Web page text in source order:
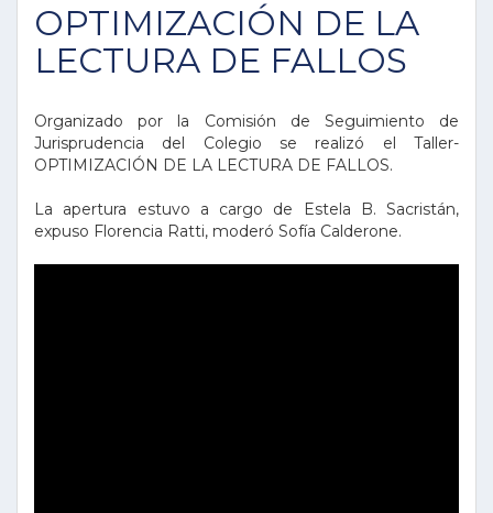
OPTIMIZACIÓN DE LA
LECTURA DE FALLOS
Organizado por la Comisión de Seguimiento de
Jurisprudencia del Colegio se realizó el Taller-
OPTIMIZACIÓN DE LA LECTURA DE FALLOS.
La apertura estuvo a cargo de Estela B. Sacristán,
expuso Florencia Ratti, moderó Sofía Calderone.